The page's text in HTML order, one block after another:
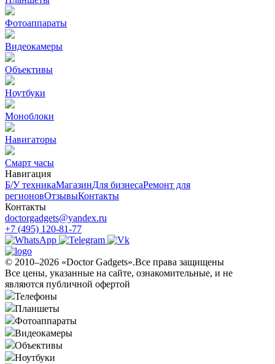
Фотоаппараты
Видеокамеры
Объективы
Ноутбуки
Моноблоки
Навигаторы
Смарт часы
Навигация
Б/У техникaМагазинДля бизнесаРемонт для
регионовОтзывыКонтакты
Контакты
doctorgadgets@yandex.ru
+7 (495) 120-81-77
© 2010–2026 «Doctor Gadgets».Все права защищены
Все цены, указанные на сайте, ознакомительные, и не
являются публичной офертой
Телефоны
Планшеты
Фотоаппараты
Видеокамеры
Объективы
Ноутбуки